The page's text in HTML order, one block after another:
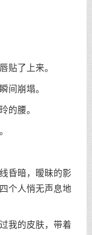
贴了上来。
间崩塌。
的腰。
昏暗，暧昧的影
个人悄无声息地
我的皮肤，带着